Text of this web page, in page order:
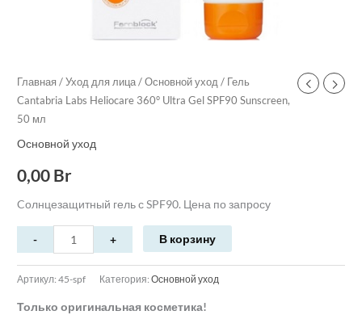
Главная /Уход для лица /Основной уход / Гель
Cantabria Labs Heliocare 360° Ultra Gel SPF90 Sunscreen,
50 мл
Основной уход
0,00 Br
Cолнцезащитный гель с SPF90. Цена по запросу
В корзину
Артикул:45-spf Категория:Основной уход
Только оригинальная косметика!